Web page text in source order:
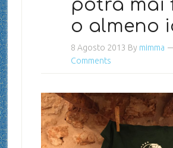
potrà mai
o almeno
8 Agosto 2013 By mimma
Comments